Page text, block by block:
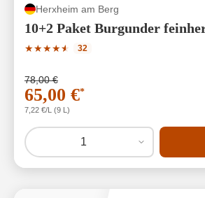
Herxheim am Berg
10+2 Paket Burgunder
★★★★★
★
Durchschnittliche Bewertung von
32
78,00 €
65,00 €*
7,22 €/L (9 L)
1